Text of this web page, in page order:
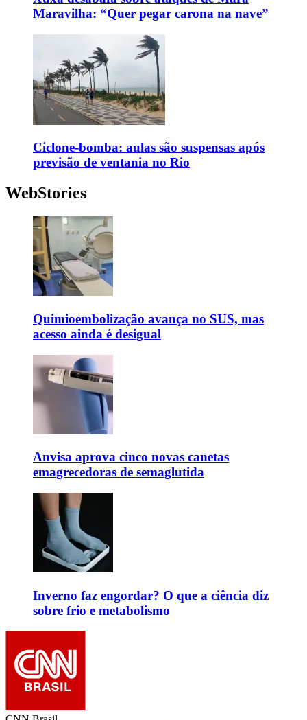
Maravilha: “Quer pegar carona na nave”
Ciclone-bomba: aulas são suspensas após
previsão de ventania no Rio
WebStories
Quimioembolização avança no SUS, mas
acesso ainda é desigual
Anvisa aprova cinco novas canetas
emagrecedoras de semaglutida
Inverno faz engordar? O que a ciência diz
sobre frio e metabolismo